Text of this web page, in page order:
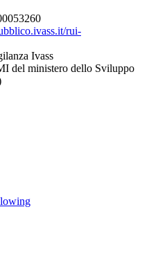
rui-
Ivass
del ministero dello Sviluppo